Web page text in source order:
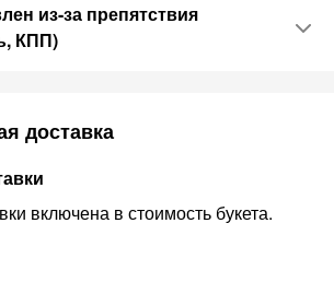
из-за препятствия
КПП)
доставка
включена в стоимость букета.